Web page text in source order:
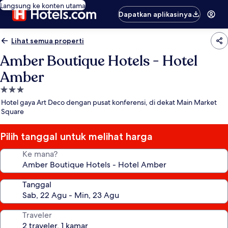
Langsung ke konten utama
Dapatkan aplikasinya
Lihat semua properti
Amber Boutique Hotels - Hotel
Amber
Properti
bintang
3.0
Hotel gaya Art Deco dengan pusat konferensi, di dekat Main Market
Square
Pilih tanggal untuk melihat harga
Ke mana?
Tanggal
Traveler